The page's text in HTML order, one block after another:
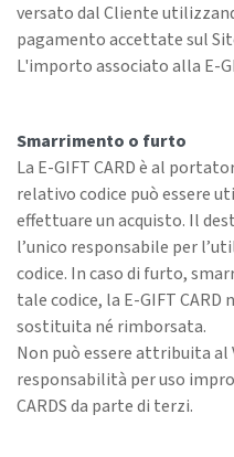
versato dal Cliente
pagamento accettate sul
L'importo associato alla E-
Smarrimento o furto
La E-GIFT CARD è al
relativo codice può essere
effettuare un acquisto. Il
l’unico responsabile per
codice. In caso di furto,
tale codice, la E-GIFT
sostituita né rimborsata.
Non può essere attribuita al
responsabilità per uso
CARDS da parte di terzi.